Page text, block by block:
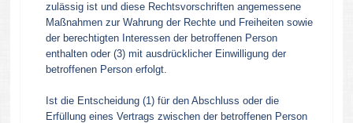
zulässig ist und diese Rechtsvorschriften angemessene
Maßnahmen zur Wahrung der Rechte und Freiheiten sowie
der berechtigten Interessen der betroffenen Person
enthalten oder (3) mit ausdrücklicher Einwilligung der
betroffenen Person erfolgt.
Ist die Entscheidung (1) für den Abschluss oder die
Erfüllung eines Vertrags zwischen der betroffenen Person